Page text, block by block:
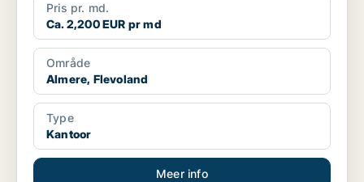
Pris pr. md.
Ca. 2,200 EUR pr md
Område
Almere, Flevoland
Type
Kantoor
Meer info